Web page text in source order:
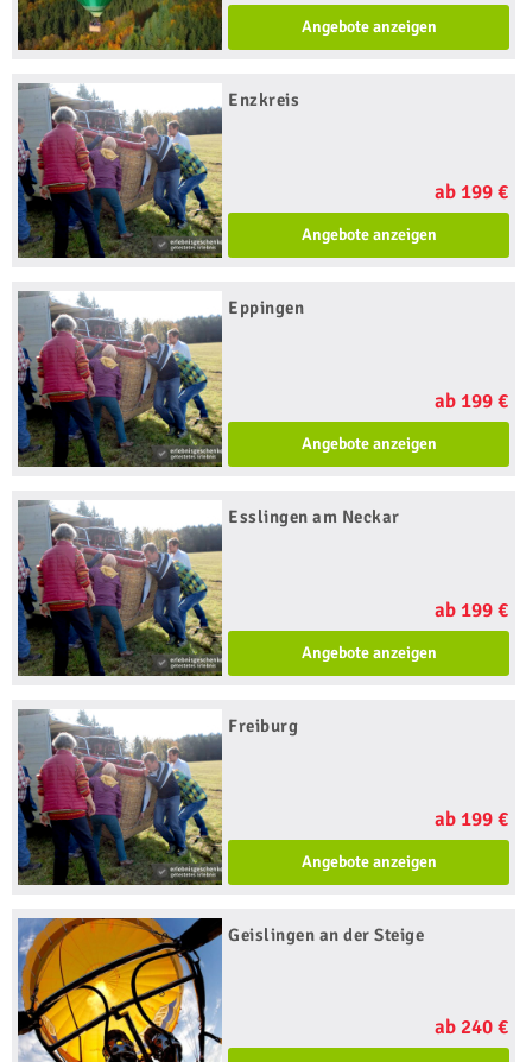
Angebote anzeigen
Enzkreis
ab 199 €
Angebote anzeigen
Eppingen
ab 199 €
Angebote anzeigen
Esslingen am Neckar
ab 199 €
Angebote anzeigen
Freiburg
ab 199 €
Angebote anzeigen
Geislingen an der Steige
ab 240 €